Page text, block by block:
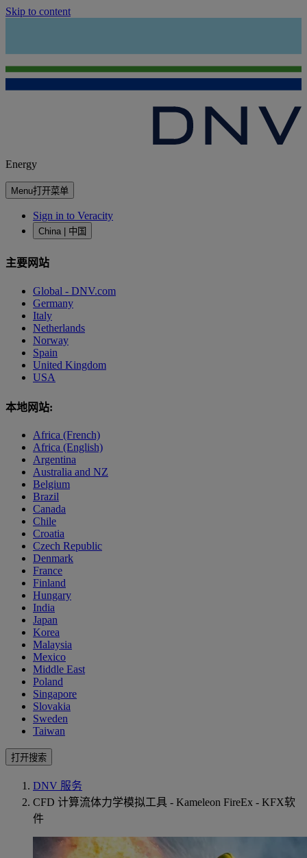
Skip to content
Energy
Menu打开菜单
Sign in to Veracity
China | 中国
主要网站
Global - DNV.com
Germany
Italy
Netherlands
Norway
Spain
United Kingdom
USA
本地网站:
Africa (French)
Africa (English)
Argentina
Australia and NZ
Belgium
Brazil
Canada
Chile
Croatia
Czech Republic
Denmark
France
Finland
Hungary
India
Japan
Korea
Malaysia
Mexico
Middle East
Poland
Singapore
Slovakia
Sweden
Taiwan
打开搜索
DNV 服务
CFD 计算流体力学模拟工具 - Kameleon FireEx - KFX软
件